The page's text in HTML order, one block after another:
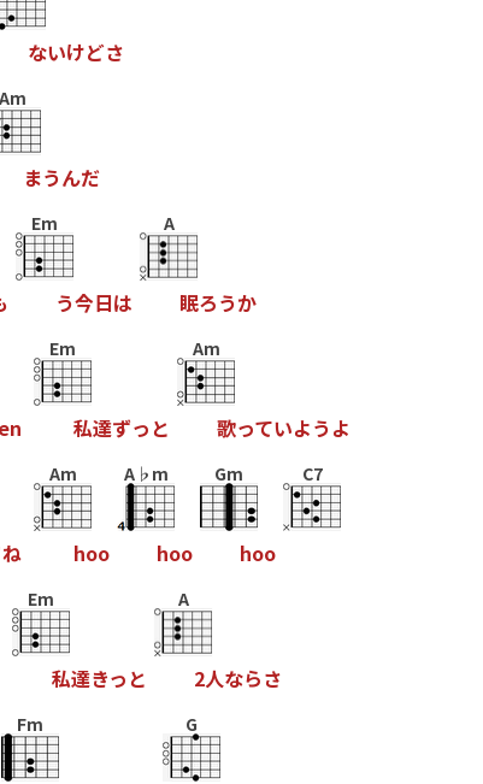
ないけどさ
Am
まうんだ
Em
う今日は
A
眠ろうか
n
Em
私達ずっ と
Am
歌っていよう よ
ね
Am
hoo
A♭m
hoo
Gm
hoo
C7
Em
私達きっ と
A
2人ならさ
Fm G